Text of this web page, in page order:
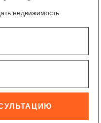
недвижимость